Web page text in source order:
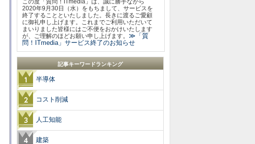
この度「質問！ITmedia」は、誠に勝手ながら
2020年9月30日（水）をもちまして、サービスを
終了することといたしました。長きに渡るご愛顧
に御礼申し上げます。これまでご利用いただいて
まいりました皆様にはご不便をおかけいたします
が、ご理解のほどお願い申し上げます。 ≫「質
問！ITmedia」サービス終了のお知らせ
記事キーワードランキング
半導体
コスト削減
人工知能
建築